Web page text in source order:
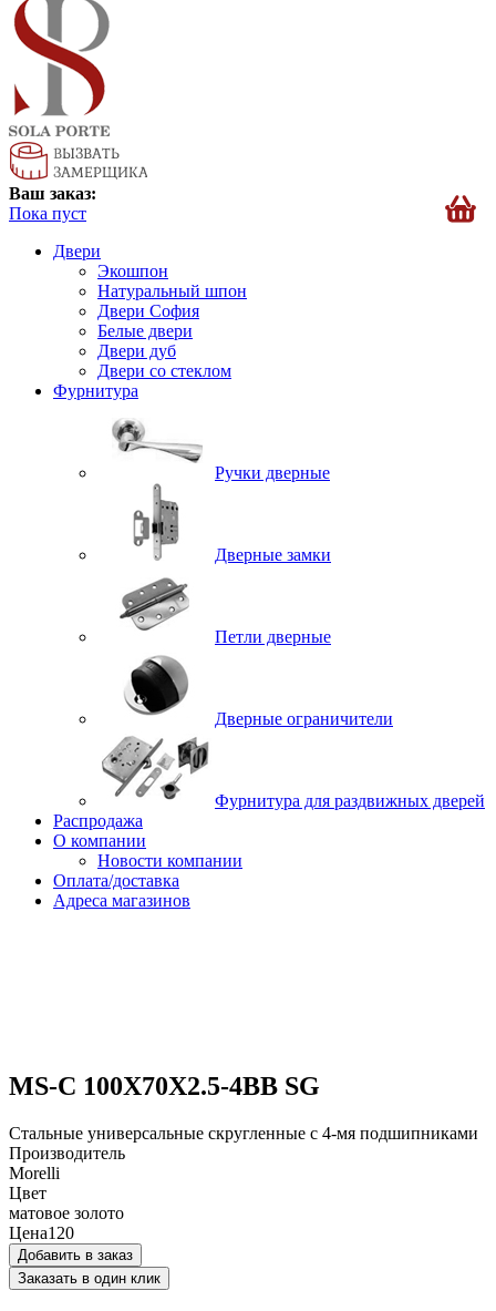
Ваш заказ:
Пока пуст
Двери
Экошпон
Натуральный шпон
Двери София
Белые двери
Двери дуб
Двери со стеклом
Фурнитура
Ручки дверные
Дверные замки
Петли дверные
Дверные ограничители
Фурнитура для раздвижных дверей
Распродажа
О компании
Новости компании
Оплата/доставка
Адреса магазинов
MS-C 100X70X2.5-4BB SG
Стальные универсальные скругленные с 4-мя подшипниками
Производитель
Morelli
Цвет
матовое золото
Цена120
Добавить в заказ
Заказать в один клик